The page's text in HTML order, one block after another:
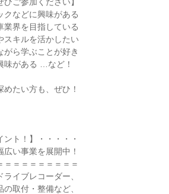
クなどに興味がある
業界を目指している
スキルを活かしたい
がら学ぶことが好き
味がある …など！
たい方も、ぜひ！
ント！】・・・・・
い事業を展開中！
＝＝＝＝＝＝＝＝＝
イブレコーダー、
取付・整備など、